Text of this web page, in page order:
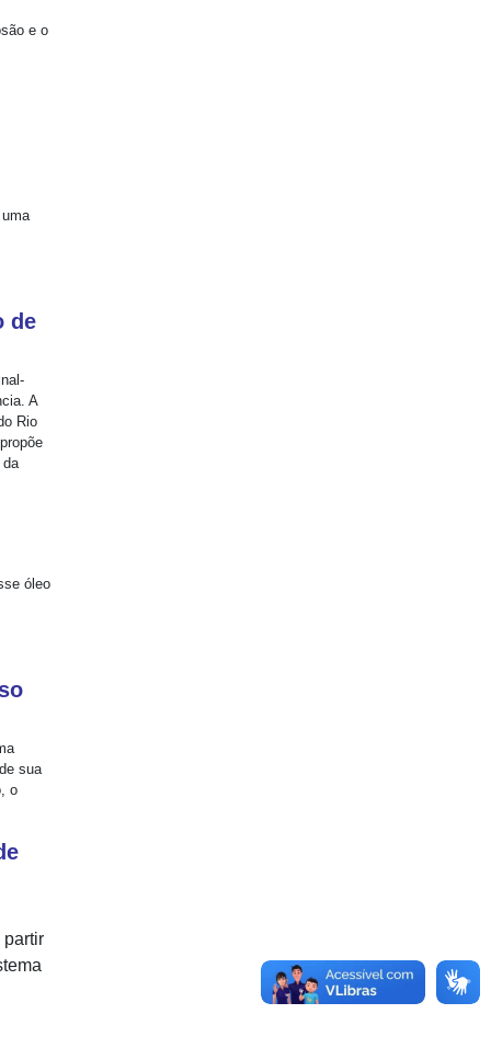
e o
de
A
Rio
da
óleo
sua
o
partir